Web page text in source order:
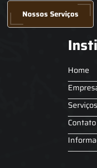
Nossos Serviços
Home
Serviços
Contato